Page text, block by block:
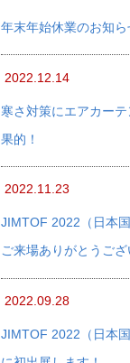
年末年始休業のお知ら
2022.12.14
寒さ対策にエアカー
果的！
2022.11.23
JIMTOF 2022（日本
ご来場ありがとうござ
2022.09.28
JIMTOF 2022（日本